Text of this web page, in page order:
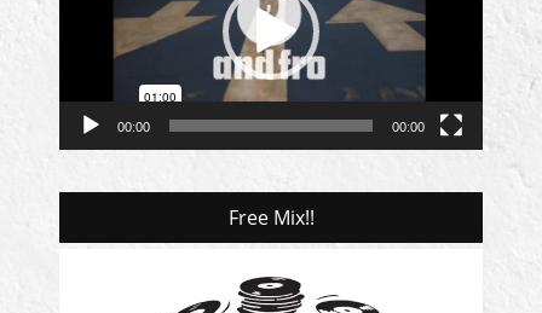
00:00 00:00
Free Mix!!